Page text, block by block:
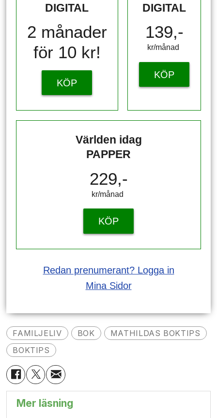
DIGITAL
2 månader
för 10 kr!
KÖP
DIGITAL
139,-
kr/månad ​​​​​​
KÖP
Världen idag
PAPPER
229,-
kr/månad ​​​​​​
KÖP
Redan prenumerant? Logga in
Mina Sidor
FAMILJELIV BOK
MATHILDAS BOKTIPS
BOKTIPS
Mer läsning